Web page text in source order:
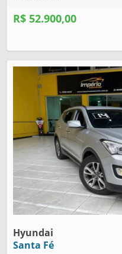
R$ 52.900,00
Hyundai
Santa Fé